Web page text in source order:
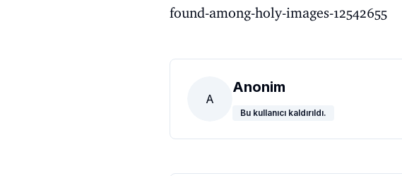
found-among-holy-images-12542655
A
Anonim
Bu kullanıcı kaldırıldı.